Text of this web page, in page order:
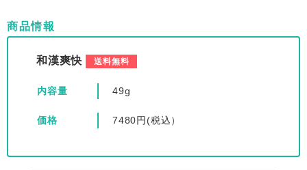
商品情報
和漢爽快 送料無料
内容量 49g
価格 7480円(税込）